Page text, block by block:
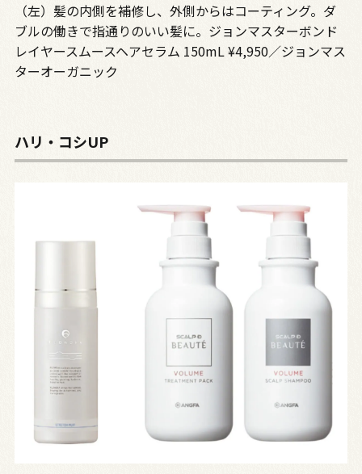
（左）髪の内側を補修し、外側からはコーティング。ダ
ブルの働きで指通りのいい髪に。ジョンマスターボンド
レイヤースムースヘアセラム 150mL ¥4,950／ジョンマス
ターオーガニック
ハリ・コシUP